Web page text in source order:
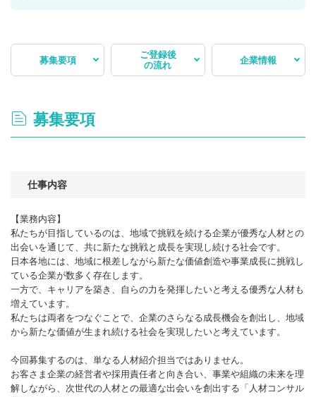
募集要項
ご登録後
の流れ
企業情報
募集要項
仕事内容
【業務内容】
私たちが目指しているのは、地域で挑戦を続ける企業が優秀な人材との
出会いを通じて、共に新たな挑戦と成長を実現し続ける社会です。
日本各地には、地域に根差しながら新たな価値創造や事業成長に挑戦し
ている企業が数多く存在します。
一方で、キャリアを築き、自らの力を発揮したいと考える優秀な人材も
増えています。
私たちは両者をつなぐことで、企業のさらなる成長機会を創出し、地域
から新たな価値が生まれ続ける社会を実現したいと考えています。
今回募集するのは、単なる人材紹介担当ではありません。
お客さま企業の経営者や採用責任者と向き合い、事業や組織の未来を理
解しながら、次世代の人材との最適な出会いを創出する「人材コンサル